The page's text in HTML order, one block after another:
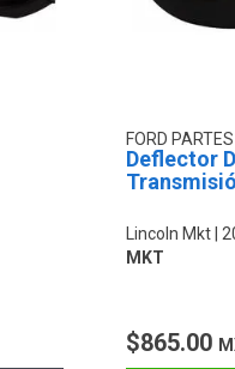
FORD
Deflector
Lincoln Mkt
MKT
$865.00